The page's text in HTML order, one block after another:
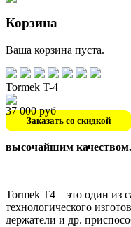
Корзина
Ваша корзина пуста.
Tormek T-4
37 000 руб
высочайшим качеством.
Tormek T4 – это один из
технологического
держатели и др.